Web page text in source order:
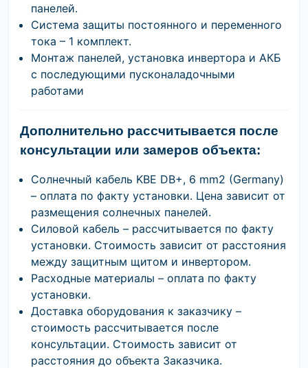
панелей.
Система защиты постоянного и переменного
тока – 1 комплект.
Монтаж панелей, установка инвертора и АКБ
с последующими пусконаладочными
работами
Дополнительно рассчитывается после
консультации или замеров объекта:
Солнечный кабель KBE DB+, 6 mm2 (Germany)
– оплата по факту установки. Цена зависит от
размещения солнечных панелей.
Силовой кабель – рассчитывается по факту
установки. Стоимость зависит от расстояния
между защитным щитом и инвертором.
Расходные материалы – оплата по факту
установки.
Доставка оборудования к заказчику –
стоимость рассчитывается после
консультации. Стоимость зависит от
расстояния до объекта Заказчика.